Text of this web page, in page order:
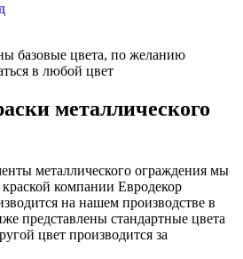
базовые цвета, по желанию
в любой цвет
металлического
металлического ограждения мы
компании Евродекор
на нашем производстве в
представлены стандартные цвета
цвет производится за